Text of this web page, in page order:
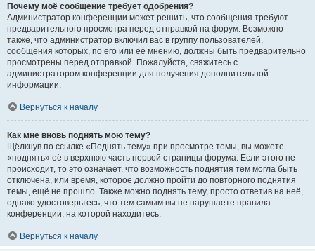
Почему моё сообщение требует одобрения?
Администратор конференции может решить, что сообщения требуют
предварительного просмотра перед отправкой на форум. Возможно
также, что администратор включил вас в группу пользователей,
сообщения которых, по его или её мнению, должны быть предварительно
просмотрены перед отправкой. Пожалуйста, свяжитесь с
администратором конференции для получения дополнительной
информации.
Вернуться к началу
Как мне вновь поднять мою тему?
Щёлкнув по ссылке «Поднять тему» при просмотре темы, вы можете
«поднять» её в верхнюю часть первой страницы форума. Если этого не
происходит, то это означает, что возможность поднятия тем могла быть
отключена, или время, которое должно пройти до повторного поднятия
темы, ещё не прошло. Также можно поднять тему, просто ответив на неё,
однако удостоверьтесь, что тем самым вы не нарушаете правила
конференции, на которой находитесь.
Вернуться к началу